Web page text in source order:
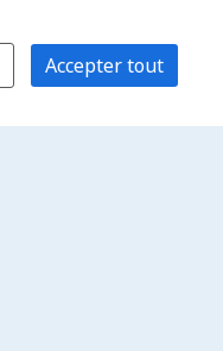
Accepter tout